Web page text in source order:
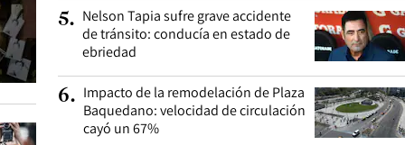
5. Nelson Tapia sufre grave accidente
de tránsito: conducía en estado de
ebriedad
6. Impacto de la remodelación de Plaza
Baquedano: velocidad de circulación
cayó un 67%